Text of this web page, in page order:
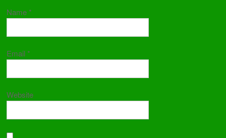
Name *
Email *
Website